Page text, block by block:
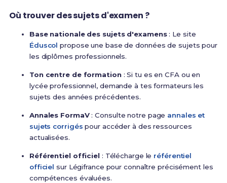
Où trouver des sujets d'examen ?
Base nationale des sujets d'examens: Le site
Éduscol propose une base de données de sujets pour
les diplômes professionnels.
Ton centre de formation: Si tu es en CFA ou en
lycée professionnel, demande à tes formateurs les
sujets des années précédentes.
Annales FormaV: Consulte notre page annales et
sujets corrigés pour accéder à des ressources
actualisées.
Référentiel officiel: Télécharge le référentiel
officiel sur Légifrance pour connaître précisément les
compétences évaluées.